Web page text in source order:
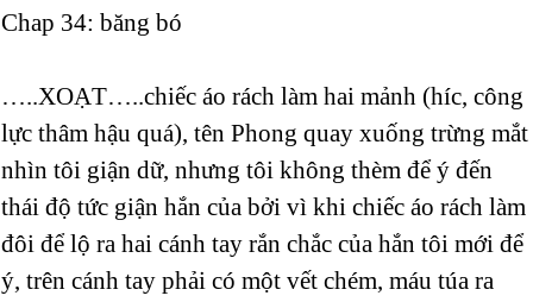
Chap 34: băng bó
…..XOẠT…..chiếc áo rách làm hai mảnh (híc, công
lực thâm hậu quá), tên Phong quay xuống trừng mắt
nhìn tôi giận dữ, nhưng tôi không thèm để ý đến
thái độ tức giận hắn của bởi vì khi chiếc áo rách làm
đôi để lộ ra hai cánh tay rắn chắc của hắn tôi mới để
ý, trên cánh tay phải có một vết chém, máu túa ra